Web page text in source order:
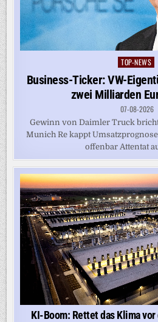
Posted
in
TOP-NEWS
Business-Ticker: VW-
zwei Milliarden
07-08-2026
Gewinn von Daimler Truck bricht
Munich Re kappt
offenbar Attentat
KI-Boom: Rettet das Klima